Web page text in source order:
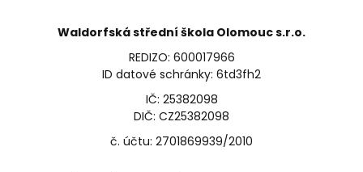
Waldorfská střední škola Olomouc s.r.o.
REDIZO: 600017966
ID datové schránky: 6td3fh2
IČ: 25382098
DIČ: CZ25382098
č. účtu: 2701869939/2010